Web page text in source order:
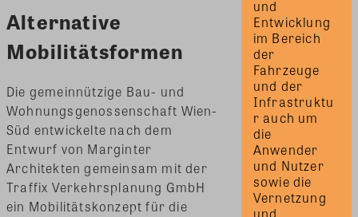
und
Entwicklung
im Bereich
der
Fahrzeuge
und der
Infrastruktu
r auch um
die
Anwender
und Nutzer
sowie die
Vernetzung
Alternative
Mobilitätsformen
Die gemeinnützige Bau- und
Wohnungsgenossenschaft Wien-
Süd entwickelte nach dem
Entwurf von Marginter
Architekten gemeinsam mit der
Traffix Verkehrsplanung GmbH
ein Mobilitätskonzept für die